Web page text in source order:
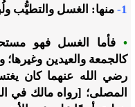
1- منها: الغسل والتطيُّب
• فأما الغسل فهو
كالجمعة والعيدين
رضي الله عنهما كان
المصلى؛ [رواه مالك في